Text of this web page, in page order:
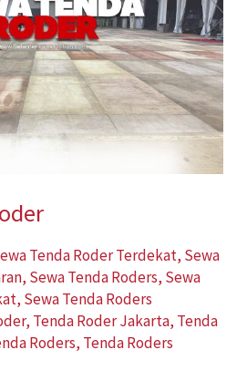
Tenda Roder Terdekat, Sewa
, Sewa Tenda Roders, Sewa
, Sewa Tenda Roders
, Tenda Roder Jakarta, Tenda
Roders, Tenda Roders